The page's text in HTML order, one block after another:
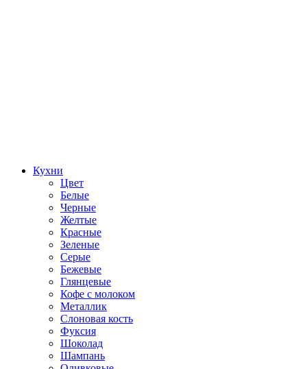
Кухни
Цвет
Белые
Черные
Желтые
Красные
Зеленые
Серые
Бежевые
Глянцевые
Кофе с молоком
Металлик
Слоновая кость
Фуксия
Шоколад
Шампань